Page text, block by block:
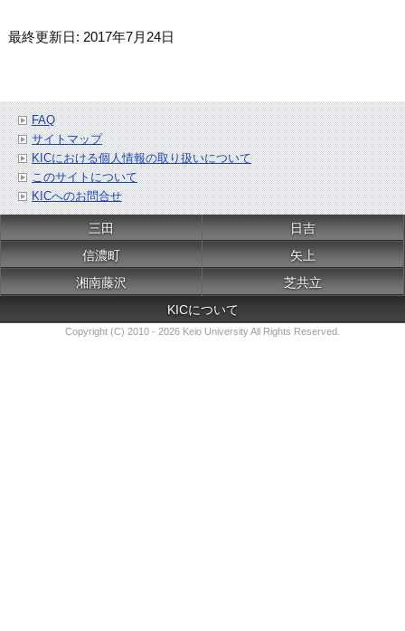
最終更新日: 2017年7月24日
FAQ
サイトマップ
KICにおける個人情報の取り扱いについて
このサイトについて
KICへのお問合せ
三田
日吉
信濃町
矢上
湘南藤沢
芝共立
KICについて
Copyright (C) 2010 - 2026 Keio University All Rights Reserved.